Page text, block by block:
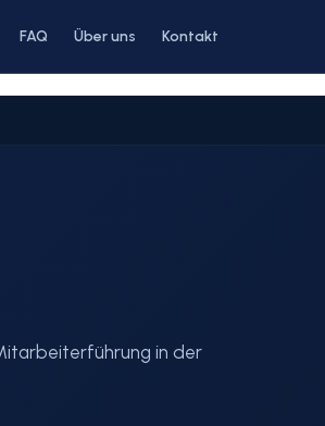
FAQ Über uns Kontakt
in der